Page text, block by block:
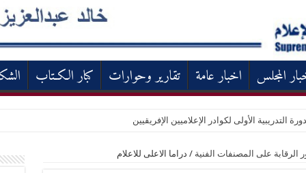
المجلس اخبار عامة تقارير وحوارات كبار الكـتاب
التدريبية الأولى لكوادر الإعلاميين الإفريقيين
الرقابة على المصنفات الفنية / دراما الاعلى للاعلام